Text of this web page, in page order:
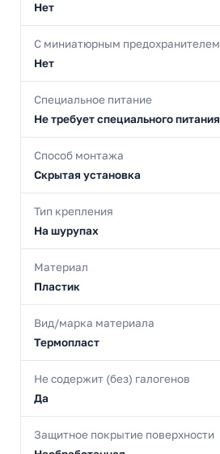
Нет
С миниатюрным предохранителем
Нет
Специальное питание
Не требует специального питания
Способ монтажа
Скрытая установка
Тип крепления
На шурупах
Материал
Пластик
Вид/марка материала
Термопласт
Не содержит (без) галогенов
Да
Защитное покрытие поверхности